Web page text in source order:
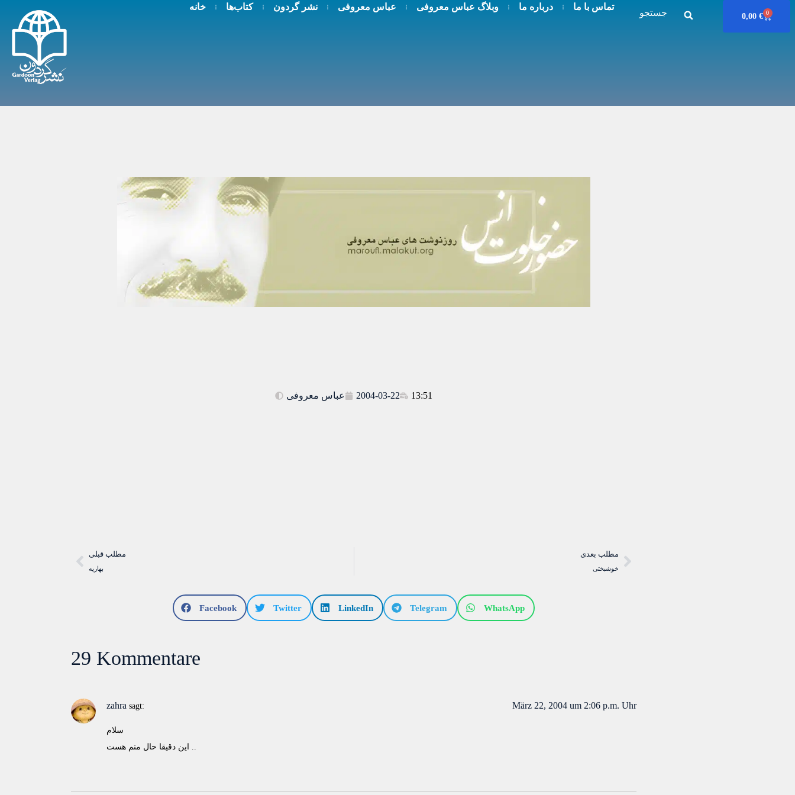
خانه کتاب‌ها نشر گردون عباس معروفی وبلاگ عباس معروفی درباره ما تماس با ما
جستجو 0,00 € 0
عباس معروفی 2004-03-22 13:51
مطلب قبلی
بهاريه
مطلب بعدی
خوشبختی
Facebook Twitter LinkedIn Telegram WhatsApp
29 Kommentare
zahra sagt: März 22, 2004 um 2:06 p.m. Uhr
سلام